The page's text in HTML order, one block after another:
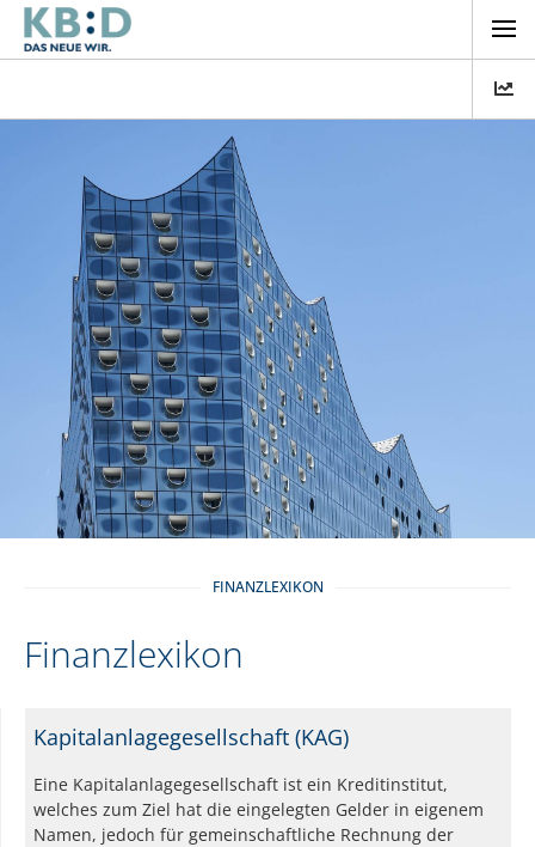
FINANZLEXIKON
Finanzlexikon
Kapitalanlagegesellschaft (KAG)
Eine Kapitalanlagegesellschaft ist ein Kreditinstitut,
welches zum Ziel hat die eingelegten Gelder in eigenem
Namen, jedoch für gemeinschaftliche Rechnung der